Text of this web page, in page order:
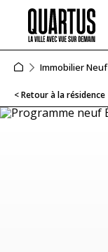
Immobilier Neuf
< Retour à la résidence